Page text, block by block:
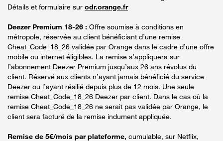
Détails et formulaire sur odr.orange.fr
Deezer Premium 18-26 : Offre soumise à conditions en
métropole, réservée au client bénéficiant d’une remise
Cheat_Code_18_26 validée par Orange dans le cadre d’une offre
mobile ou internet éligibles. La remise s’appliquera sur
l’abonnement Deezer Premium jusqu’aux 26 ans révolus du
client. Réservé aux clients n’ayant jamais bénéficié du service
Deezer ou l’ayant résilié depuis plus de 12 mois. Une seule
remise Cheat_Code_18_26 Deezer par client. Dans le cas où la
remise Cheat_Code_18_26 ne serait pas validée par Orange, le
client sera facturé de la remise indument appliquée.
Remise de 5€/mois par plateforme, cumulable, sur Netflix,